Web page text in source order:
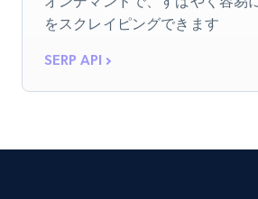
をスクレイピングできます
SERP API